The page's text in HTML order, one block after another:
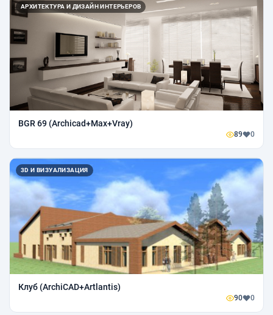
АРХИТЕКТУРА И ДИЗАЙН ИНТЕРЬЕРОВ
BGR 69 (Archicad+Max+Vray)
89 0
3D И ВИЗУАЛИЗАЦИЯ
Клуб (ArchiCAD+Artlantis)
90 0